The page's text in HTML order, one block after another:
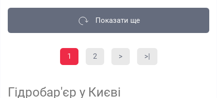
Показати ще
1 2 > >|
Гідробар'єр у Києві